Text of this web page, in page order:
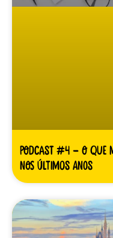
Podcast #4 – O que
nos últimos anos